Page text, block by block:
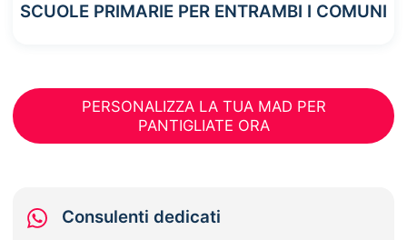
SCUOLE PRIMARIE PER ENTRAMBI I COMUNI
PERSONALIZZA LA TUA MAD PER
PANTIGLIATE ORA
Consulenti dedicati